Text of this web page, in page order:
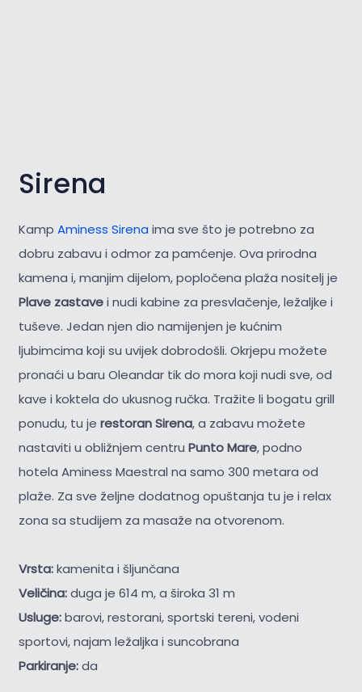
Sirena
Kamp Aminess Sirena ima sve što je potrebno za
dobru zabavu i odmor za pamćenje. Ova prirodna
kamena i, manjim dijelom, popločena plaža nositelj je
Plave zastavei nudi kabine za presvlačenje, ležaljke i
tuševe. Jedan njen dio namijenjen je kućnim
ljubimcima koji su uvijek dobrodošli. Okrjepu možete
pronaći u baru Oleandar tik do mora koji nudi sve, od
kave i koktela do ukusnog ručka. Tražite li bogatu grill
ponudu, tu je restoran Sirena, a zabavu možete
nastaviti u obližnjem centru Punto Mare, podno
hotela Aminess Maestral na samo 300 metara od
plaže. Za sve željne dodatnog opuštanja tu je i relax
zona sa studijem za masaže na otvorenom.
Vrsta:kamenita i šljunčana
Veličina:duga je 614 m, a široka 31 m
Usluge:barovi, restorani, sportski tereni, vodeni
sportovi, najam ležaljka i suncobrana
Parkiranje:da